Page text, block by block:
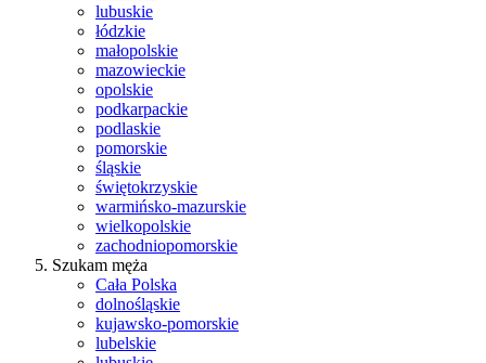
lubuskie
łódzkie
małopolskie
mazowieckie
opolskie
podkarpackie
podlaskie
pomorskie
śląskie
świętokrzyskie
warmińsko-mazurskie
wielkopolskie
zachodniopomorskie
Szukam męża
Cała Polska
dolnośląskie
kujawsko-pomorskie
lubelskie